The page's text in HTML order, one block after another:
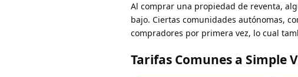
Al comprar una propiedad de reventa,
bajo. Ciertas comunidades autónomas,
compradores por primera vez, lo cual
Tarifas Comunes a Simple